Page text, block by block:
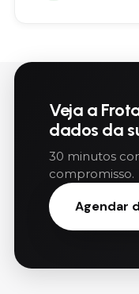
Veja a
dados da
30 minutos
compromisso.
Agendar